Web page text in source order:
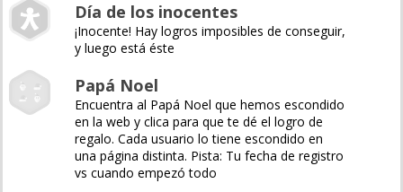
Día de los inocentes
¡Inocente! Hay logros imposibles de conseguir,
y luego está éste
Papá Noel
Encuentra al Papá Noel que hemos escondido
en la web y clica para que te dé el logro de
regalo. Cada usuario lo tiene escondido en
una página distinta. Pista: Tu fecha de registro
vs cuando empezó todo